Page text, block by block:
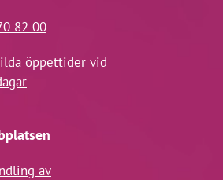
82 00
öppettider vid
av